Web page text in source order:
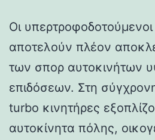
Οι
αποτελούν πλέον
των σπορ αυτοκινήτων
επιδόσεων. Στη
turbo κινητήρες
αυτοκίνητα πόλης,